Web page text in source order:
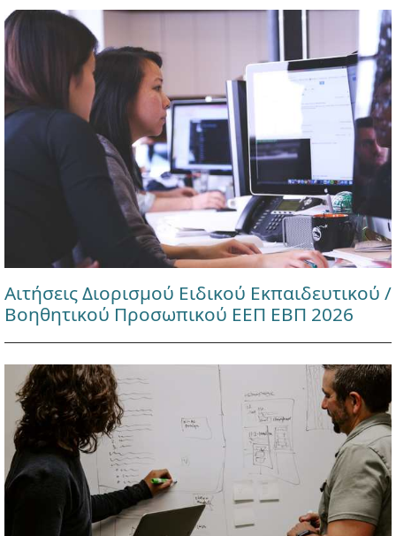
Αιτήσεις Διορισμού Ειδικού Εκπαιδευτικού /
Βοηθητικού Προσωπικού ΕΕΠ ΕΒΠ 2026